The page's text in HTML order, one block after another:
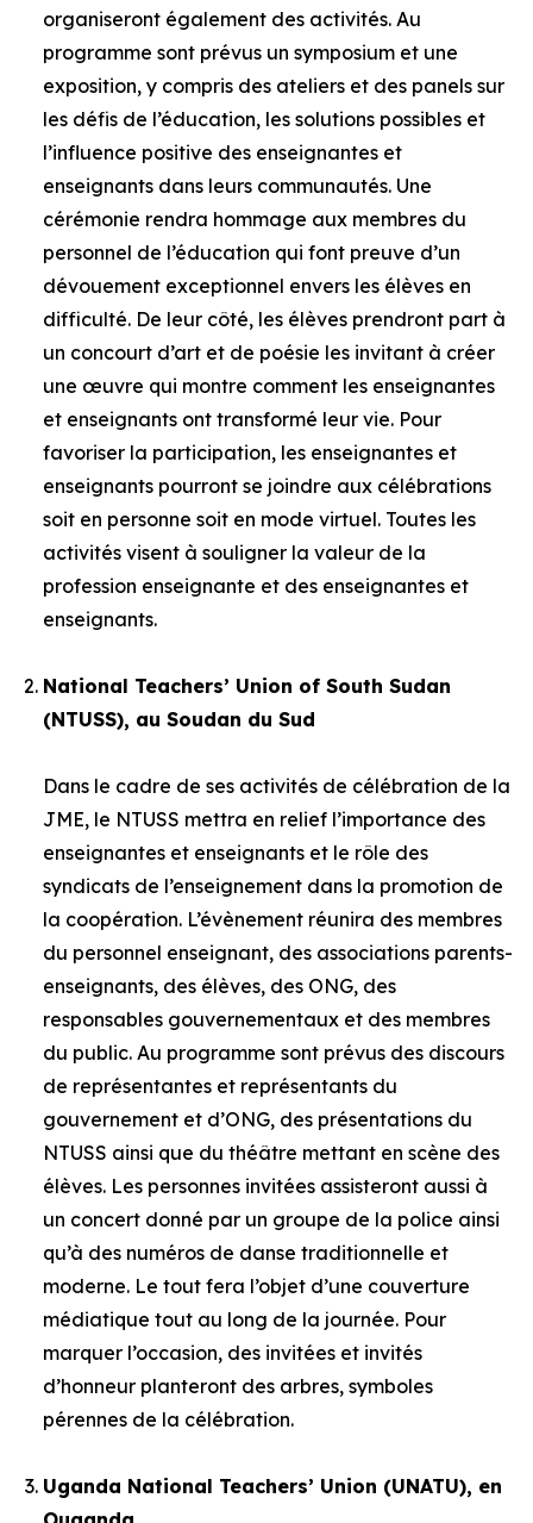
organiseront également des activités. Au
programme sont prévus un symposium et une
exposition, y compris des ateliers et des panels sur
les défis de l’éducation, les solutions possibles et
l’influence positive des enseignantes et
enseignants dans leurs communautés. Une
cérémonie rendra hommage aux membres du
personnel de l’éducation qui font preuve d’un
dévouement exceptionnel envers les élèves en
difficulté. De leur côté, les élèves prendront part à
un concourt d’art et de poésie les invitant à créer
une œuvre qui montre comment les enseignantes
et enseignants ont transformé leur vie. Pour
favoriser la participation, les enseignantes et
enseignants pourront se joindre aux célébrations
soit en personne soit en mode virtuel. Toutes les
activités visent à souligner la valeur de la
profession enseignante et des enseignantes et
enseignants.
National Teachers’ Union of South Sudan
(NTUSS), au Soudan du Sud
Dans le cadre de ses activités de célébration de la
JME, le NTUSS mettra en relief l’importance des
enseignantes et enseignants et le rôle des
syndicats de l’enseignement dans la promotion de
la coopération. L’évènement réunira des membres
du personnel enseignant, des associations parents-
enseignants, des élèves, des ONG, des
responsables gouvernementaux et des membres
du public. Au programme sont prévus des discours
de représentantes et représentants du
gouvernement et d’ONG, des présentations du
NTUSS ainsi que du théâtre mettant en scène des
élèves. Les personnes invitées assisteront aussi à
un concert donné par un groupe de la police ainsi
qu’à des numéros de danse traditionnelle et
moderne. Le tout fera l’objet d’une couverture
médiatique tout au long de la journée. Pour
marquer l’occasion, des invitées et invités
d’honneur planteront des arbres, symboles
pérennes de la célébration.
Uganda National Teachers’ Union (UNATU), en